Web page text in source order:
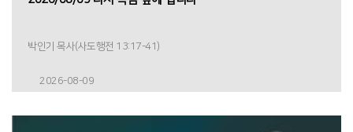
박인기 목사(사도행전 13:17-41)
2026-08-09